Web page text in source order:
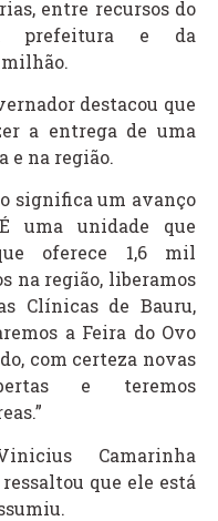
entre recursos do
prefeitura e da
destacou que
a entrega de uma
e na região.
significa um avanço
uma unidade que
oferece 1,6 mil
na região, liberamos
Clínicas de Bauru,
a Feira do Ovo
com certeza novas
e teremos
Camarinha
que ele está